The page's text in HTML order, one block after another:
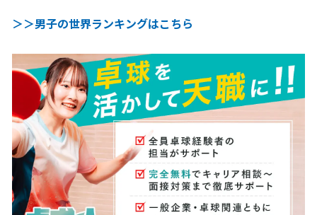
＞＞男子の世界ランキングはこちら